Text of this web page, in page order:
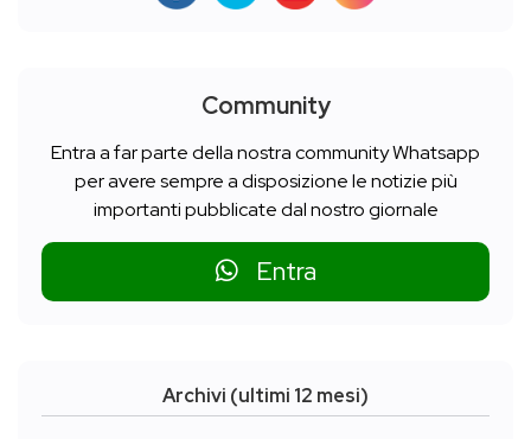
Community
Entra a far parte della nostra community Whatsapp
per avere sempre a disposizione le notizie più
importanti pubblicate dal nostro giornale
Entra
Archivi (ultimi 12 mesi)